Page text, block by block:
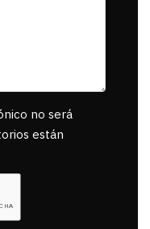
no será
están